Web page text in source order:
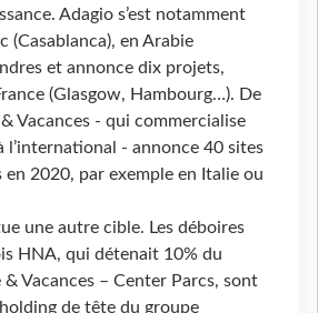
Adagio s’est notamment
(Casablanca), en Arabie
et annonce dix projets,
(Glasgow, Hambourg…). De
Vacances - qui commercialise
l’international - annonce 40 sites
en 2020, par exemple en Italie ou
une autre cible. Les déboires
HNA, qui détenait 10% du
Vacances – Center Parcs, sont
de tête du groupe